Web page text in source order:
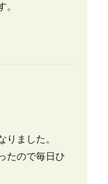
ました。
たので毎日ひ